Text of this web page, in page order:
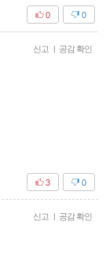
0
0
신고 공감 확인
0
3
신고 공감 확인